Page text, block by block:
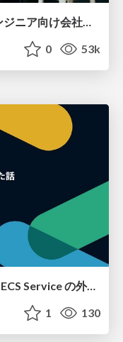
0 53k
Service Connect 上のサービスに ECS Service の外側から到達できなかった話
1 130